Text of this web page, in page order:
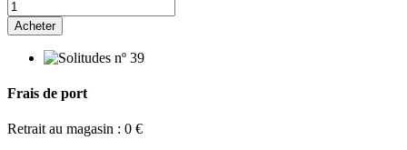
Acheter
Frais de port
Retrait au magasin : 0 €